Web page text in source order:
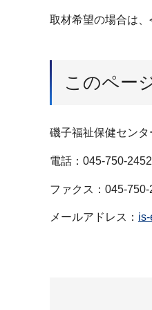
取材希望の場合は、
このペー
磯子福祉保健セン
電話：045-750-2452
ファクス：045-750-
メールアドレス：